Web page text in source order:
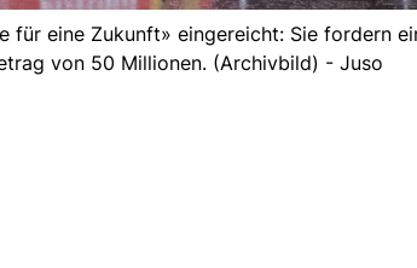
eine Zukunft» eingereicht: Sie fordern
von 50 Millionen. (Archivbild) - Juso